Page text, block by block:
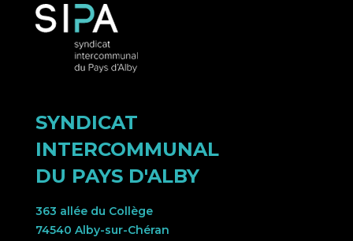
SYNDICAT
INTERCOMMUNAL
DU PAYS D'ALBY
363 allée du Collège
74540 Alby-sur-Chéran